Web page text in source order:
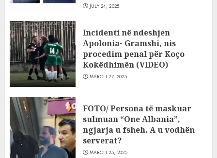
JULY 24, 2025
Incidenti në ndeshjen
Apolonia- Gramshi, nis
procedim penal për Koço
Kokëdhimën (VIDEO)
MARCH 27, 2025
FOTO/ Persona të maskuar
sulmuan “One Albania”,
ngjarja u fsheh. A u vodhën
serverat?
MARCH 25, 2025